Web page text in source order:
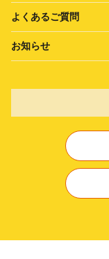
よくあるご質問
お知らせ